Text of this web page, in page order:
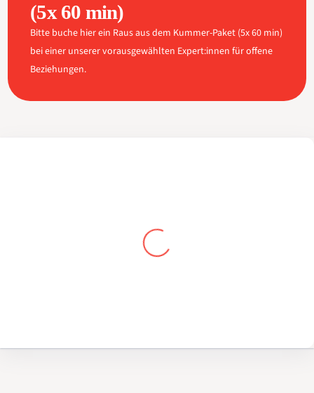
(5x 60 min)
Bitte buche hier ein Raus aus dem Kummer-Paket (5x 60 min)
bei einer unserer vorausgewählten Expert:innen für offene
Beziehungen.